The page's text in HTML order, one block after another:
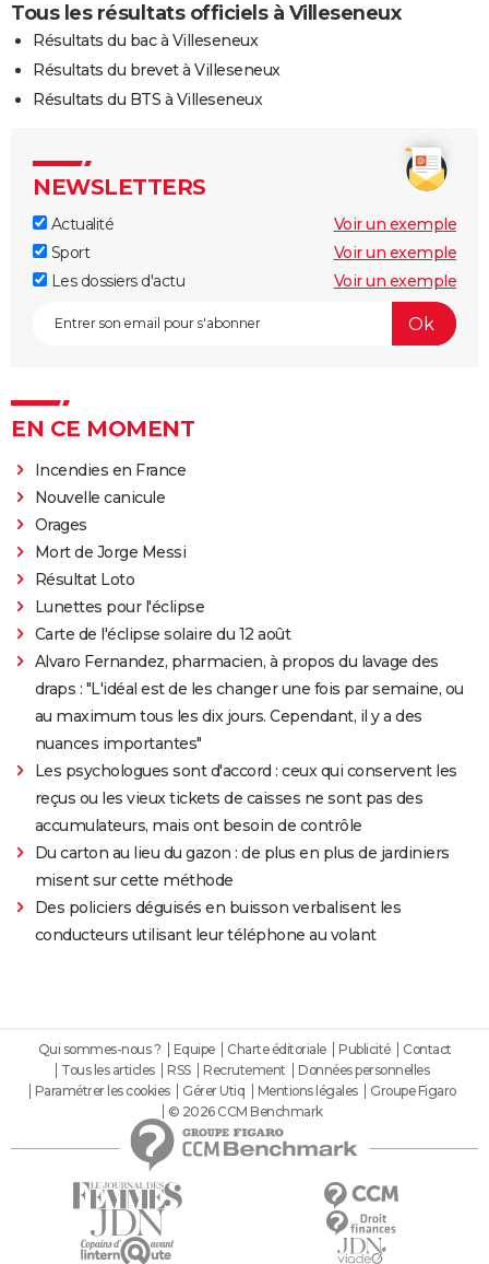
Tous les résultats officiels à Villeseneux
Résultats du bac à Villeseneux
Résultats du brevet à Villeseneux
Résultats du BTS à Villeseneux
NEWSLETTERS
Actualité
Voir un exemple
Sport
Voir un exemple
Les dossiers d'actu
Voir un exemple
EN CE MOMENT
Incendies en France
Nouvelle canicule
Orages
Mort de Jorge Messi
Résultat Loto
Lunettes pour l'éclipse
Carte de l'éclipse solaire du 12 août
Alvaro Fernandez, pharmacien, à propos du lavage des
draps : "L'idéal est de les changer une fois par semaine, ou
au maximum tous les dix jours. Cependant, il y a des
nuances importantes"
Les psychologues sont d'accord : ceux qui conservent les
reçus ou les vieux tickets de caisses ne sont pas des
accumulateurs, mais ont besoin de contrôle
Du carton au lieu du gazon : de plus en plus de jardiniers
misent sur cette méthode
Des policiers déguisés en buisson verbalisent les
conducteurs utilisant leur téléphone au volant
Qui sommes-nous ? Equipe Charte éditoriale Publicité
Contact
Tous les articles
RSS Recrutement
Données personnelles
Paramétrer les cookies
Gérer Utiq Mentions légales
Groupe Figaro
© 2026 CCM Benchmark